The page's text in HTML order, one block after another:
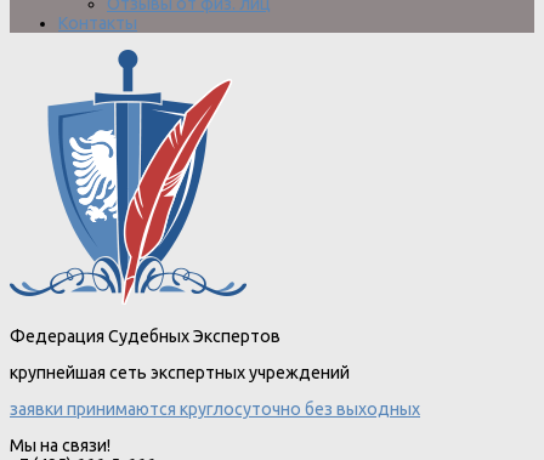
Отзывы от физ. лиц
Контакты
Федерация Судебных Экспертов
крупнейшая сеть экспертных учреждений
заявки принимаются круглосуточно без выходных
Мы на связи!